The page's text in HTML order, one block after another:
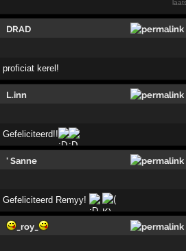
DRAD
proficiat kerel!
L.inn
Gefeliciteerd!!
' Sanne
Gefeliciteerd Remyy!
_roy_